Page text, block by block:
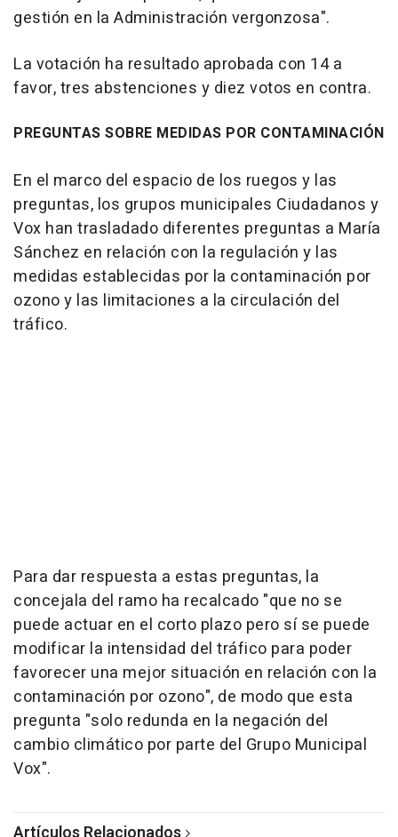
gestión en la Administración vergonzosa".
La votación ha resultado aprobada con 14 a
favor, tres abstenciones y diez votos en contra.
PREGUNTAS SOBRE MEDIDAS POR CONTAMINACIÓN
En el marco del espacio de los ruegos y las
preguntas, los grupos municipales Ciudadanos y
Vox han trasladado diferentes preguntas a María
Sánchez en relación con la regulación y las
medidas establecidas por la contaminación por
ozono y las limitaciones a la circulación del
tráfico.
Para dar respuesta a estas preguntas, la
concejala del ramo ha recalcado "que no se
puede actuar en el corto plazo pero sí se puede
modificar la intensidad del tráfico para poder
favorecer una mejor situación en relación con la
contaminación por ozono", de modo que esta
pregunta "solo redunda en la negación del
cambio climático por parte del Grupo Municipal
Vox".